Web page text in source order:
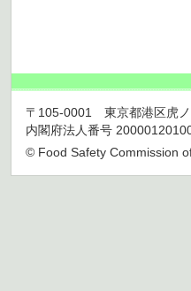
〒105-0001 東京都港区虎
内閣府法人番号
© Food Safety Commission